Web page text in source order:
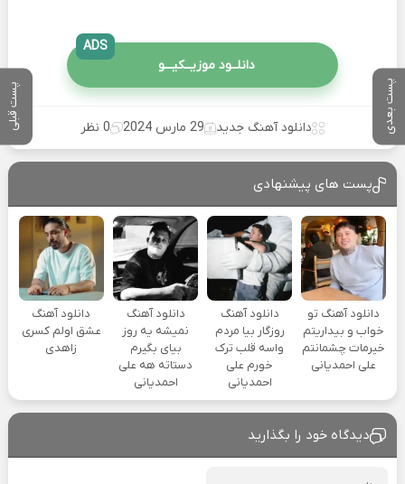
پست بعدی پست قبلی
دانلــود موزیــکیـــو
ADS
دانلود آهنگ جدید 29 مارس 2024 0 نظر
پست های پیشنهادی
دانلود آهنگ تو
خواب و بیداریتم
خیرمات چشمانتم
علی احمدیانی
دانلود آهنگ
روزگار بیا مردم
واسه قلب ترک
خورم علی
احمدیانی
دانلود آهنگ
نمیشه یه روز
بیای بگیرم
دستاته هه علی
احمدیانی
دانلود آهنگ
عشق اولم کسری
زاهدی
دیدگاه خود را بگذارید